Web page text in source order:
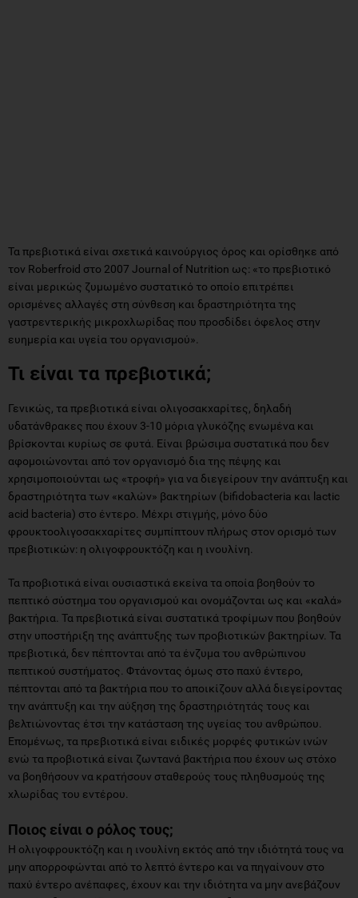
Τα πρεβιοτικά είναι σχετικά καινούργιος όρος και ορίσθηκε από
τον Roberfroid στο 2007 Journal of Nutrition ως: «το πρεβιοτικό
είναι μερικώς ζυμωμένο συστατικό το οποίο επιτρέπει
ορισμένες αλλαγές στη σύνθεση και δραστηριότητα της
γαστρεντερικής μικροχλωρίδας που προσδίδει όφελος στην
ευημερία και υγεία του οργανισμού».
Τι είναι τα πρεβιοτικά;
Γενικώς, τα πρεβιοτικά είναι ολιγοσακχαρίτες, δηλαδή
υδατάνθρακες που έχουν 3-10 μόρια γλυκόζης ενωμένα και
βρίσκονται κυρίως σε φυτά. Είναι βρώσιμα συστατικά που δεν
αφομοιώνονται από τον οργανισμό δια της πέψης και
χρησιμοποιούνται ως «τροφή» για να διεγείρουν την ανάπτυξη και
δραστηριότητα των «καλών» βακτηρίων (bifidobacteria και lactic
acid bacteria) στο έντερο. Μέχρι στιγμής, μόνο δύο
φρουκτοολιγοσακχαρίτες συμπίπτουν πλήρως στον ορισμό των
πρεβιοτικών: η ολιγοφρουκτόζη και η ινουλίνη.
Τα προβιοτικά είναι ουσιαστικά εκείνα τα οποία βοηθούν το
πεπτικό σύστημα του οργανισμού και ονομάζονται ως και «καλά»
βακτήρια. Τα πρεβιοτικά είναι συστατικά τροφίμων που βοηθούν
στην υποστήριξη της ανάπτυξης των προβιοτικών βακτηρίων. Τα
πρεβιοτικά, δεν πέπτονται από τα ένζυμα του ανθρώπινου
πεπτικού συστήματος. Φτάνοντας όμως στο παχύ έντερο,
πέπτονται από τα βακτήρια που το αποικίζουν αλλά διεγείροντας
την ανάπτυξη και την αύξηση της δραστηριότητάς τους και
βελτιώνοντας έτσι την κατάσταση της υγείας του ανθρώπου.
Επομένως, τα πρεβιοτικά είναι ειδικές μορφές φυτικών ινών
ενώ τα προβιοτικά είναι ζωντανά βακτήρια που έχουν ως στόχο
να βοηθήσουν να κρατήσουν σταθερούς τους πληθυσμούς της
χλωρίδας του εντέρου.
Ποιος είναι ο ρόλος τους;
Η ολιγοφρουκτόζη και η ινουλίνη εκτός από την ιδιότητά τους να
μην απορροφώνται από το λεπτό έντερο και να πηγαίνουν στο
παχύ έντερο ανέπαφες, έχουν και την ιδιότητα να μην ανεβάζουν